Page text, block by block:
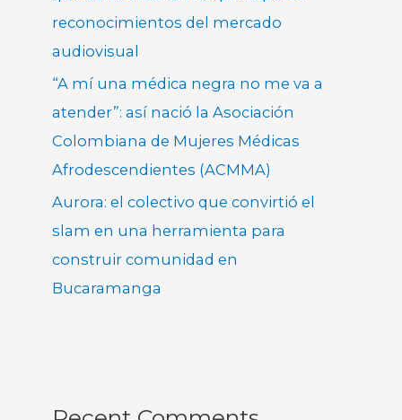
reconocimientos del mercado
audiovisual
“A mí una médica negra no me va a
atender”: así nació la Asociación
Colombiana de Mujeres Médicas
Afrodescendientes (ACMMA)
Aurora: el colectivo que convirtió el
slam en una herramienta para
construir comunidad en
Bucaramanga